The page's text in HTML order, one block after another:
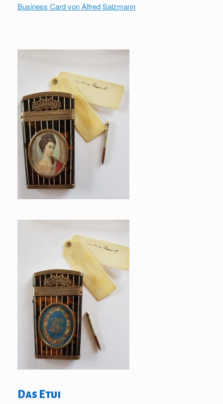
Business Card von Alfred Salzmann
Das Etui